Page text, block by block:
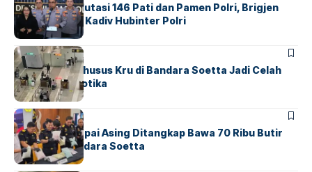
Mabes Polri Mutasi 146 Pati dan Pamen Polri, Brigjen
Untung Jabat Kadiv Hubinter Polri
BANDARABERITA
Ketika Jalur Khusus Kru di Bandara Soetta Jadi Celah
Sindikat Narkotika
BANDARA BERITA
Kopilot Maskapai Asing Ditangkap Bawa 70 Ribu Butir
Ekstasi di Bandara Soetta